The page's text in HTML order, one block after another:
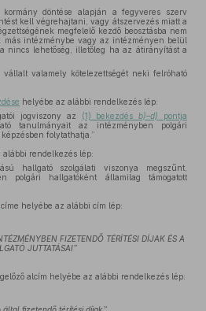
döntése alapján a fegyveres szerv
kell végrehajtani, vagy átszervezés miatt a
megfelelő kezdő beosztásba nem
intézménybe vagy az intézményen belül
nincs lehetőség, illetőleg ha az átirányítást a
valamely kötelezettségét neki felróható
helyébe az alábbi rendelkezés lép:
jogviszony az
(1) bekezdésb)–d)
pontja
tanulmányait az intézményben polgári
folytathatja.”
alábbi rendelkezés lép:
hallgató szolgálati viszonya megszűnt,
polgári hallgatóként államilag támogatott
címe helyébe az alábbi cím lép:
FIZETENDŐ TÉRÍTÉSI DÍJAK ÉS A
JUTTATÁSAI”
alcím helyébe az alábbi rendelkezés lép: